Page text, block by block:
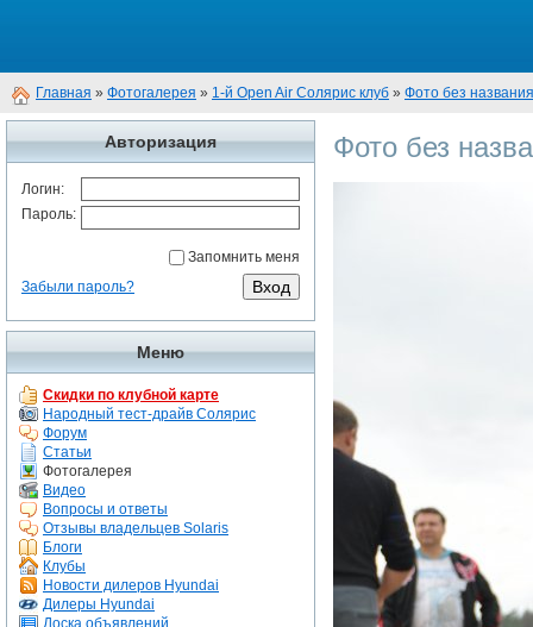
Главная » Фотогалерея » 1-й Open Air Солярис клуб » Фото без названия
Авторизация
Логин:
Пароль:
Запомнить меня
Забыли пароль?
Меню
Скидки по клубной карте
Народный тест-драйв Солярис
Форум
Статьи
Фотогалерея
Видео
Вопросы и ответы
Отзывы владельцев Solaris
Блоги
Клубы
Новости дилеров Hyundai
Дилеры Hyundai
Доска объявлений
Фото без